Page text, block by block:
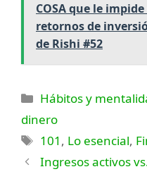
COSA que le
retornos de
de Rishi #52
Categorías
Hábitos y
dinero
Etiquetas
101 , Lo esencial,
Ingresos activos